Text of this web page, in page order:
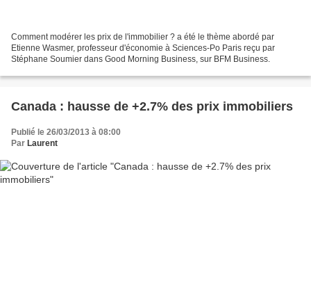
Comment modérer les prix de l'immobilier ? a été le thème abordé par
Etienne Wasmer, professeur d'économie à Sciences-Po Paris reçu par
Stéphane Soumier dans Good Morning Business, sur BFM Business.
Canada : hausse de +2.7% des prix immobiliers
Publié le 26/03/2013 à 08:00
Par Laurent